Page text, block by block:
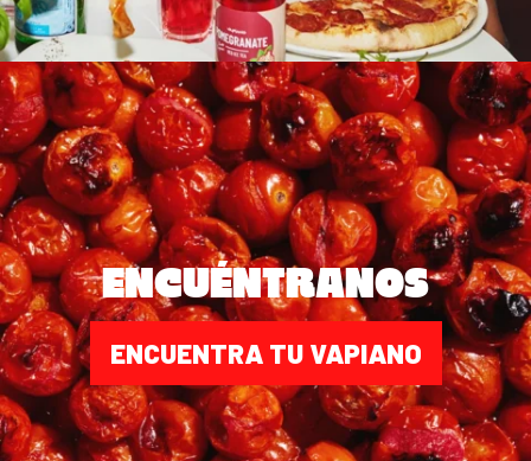
ENCUÉNTRANOS
ENCUENTRA TU VAPIANO